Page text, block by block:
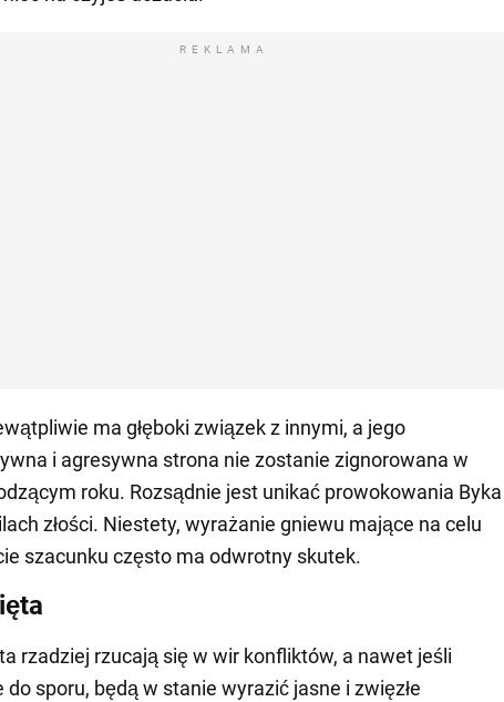
REKLAMA
ma głęboki związek z innymi, a jego
i agresywna strona nie zostanie zignorowana w
roku. Rozsądnie jest unikać prowokowania Byka
złości. Niestety, wyrażanie gniewu mające na celu
szacunku często ma odwrotny skutek.
rzadziej rzucają się w wir konfliktów, a nawet jeśli
do sporu, będą w stanie wyrazić jasne i zwięzłe